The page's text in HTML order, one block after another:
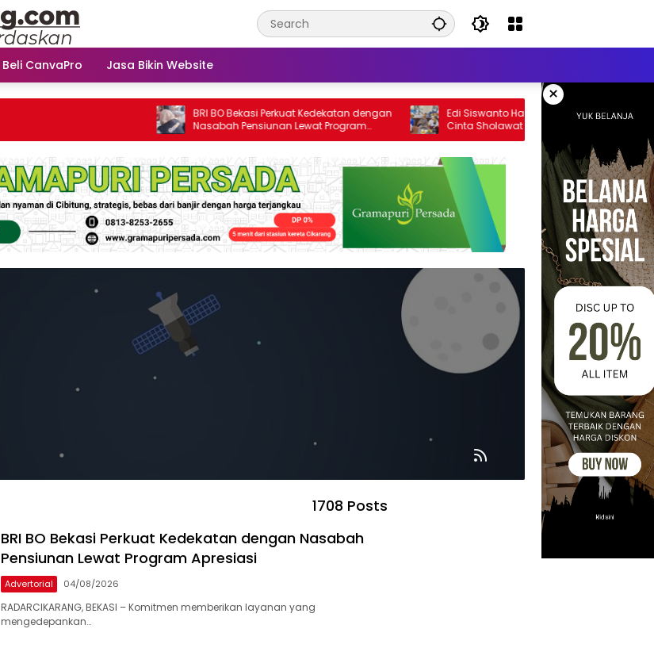
Beli CanvaPro Jasa Bikin Website
×
BRI BO Bekasi Perkuat Kedekatan dengan
Nasabah Pensiunan Lewat Program
Apresiasi
Edi Siswanto Hadiri Launching Berkah
Cinta Sholawat Bekasi Raya, Dorong
Pelayanan Ibadah yang Amanah
1708 Posts
BRI BO Bekasi Perkuat Kedekatan dengan Nasabah
Pensiunan Lewat Program Apresiasi
Advertorial 04/08/2026
RADARCIKARANG, BEKASI – Komitmen memberikan layanan yang
mengedepankan…